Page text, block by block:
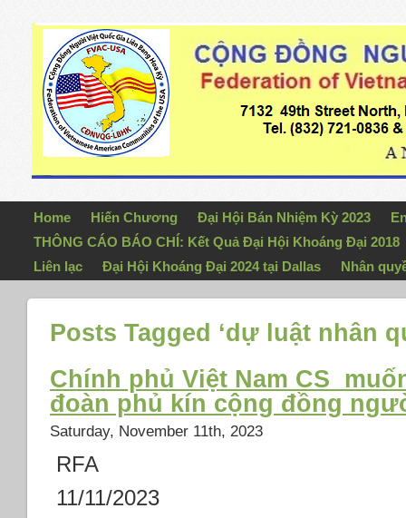
Home Hiến Chương Đại Hội Bán Nhiệm Kỳ 2023
THÔNG CÁO BÁO CHÍ: Kết Quả Đại Hội Khoáng Đại 2018
Liên lạc
Đại Hội Khoáng Đại 2024 tại Dallas Nhân
Posts Tagged ‘dự luật nhân
Chính phủ Việt Nam CS
đoàn phủ kín cộng đồng
Saturday, November 11th, 2023
RFA
11/11/2023